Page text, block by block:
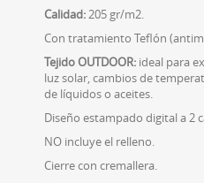
Calidad:205 gr/m2.
Con tratamiento Teflón
Tejido OUTDOOR: ideal para
luz solar, cambios de
de líquidos o aceites.
Diseño estampado digital a 2
NO incluye el relleno.
Cierre con cremallera.